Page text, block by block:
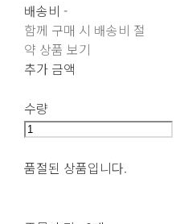
배송비 -
함께 구매 시 배송비 절
약 상품 보기
추가 금액
수량
품절된 상품입니다.